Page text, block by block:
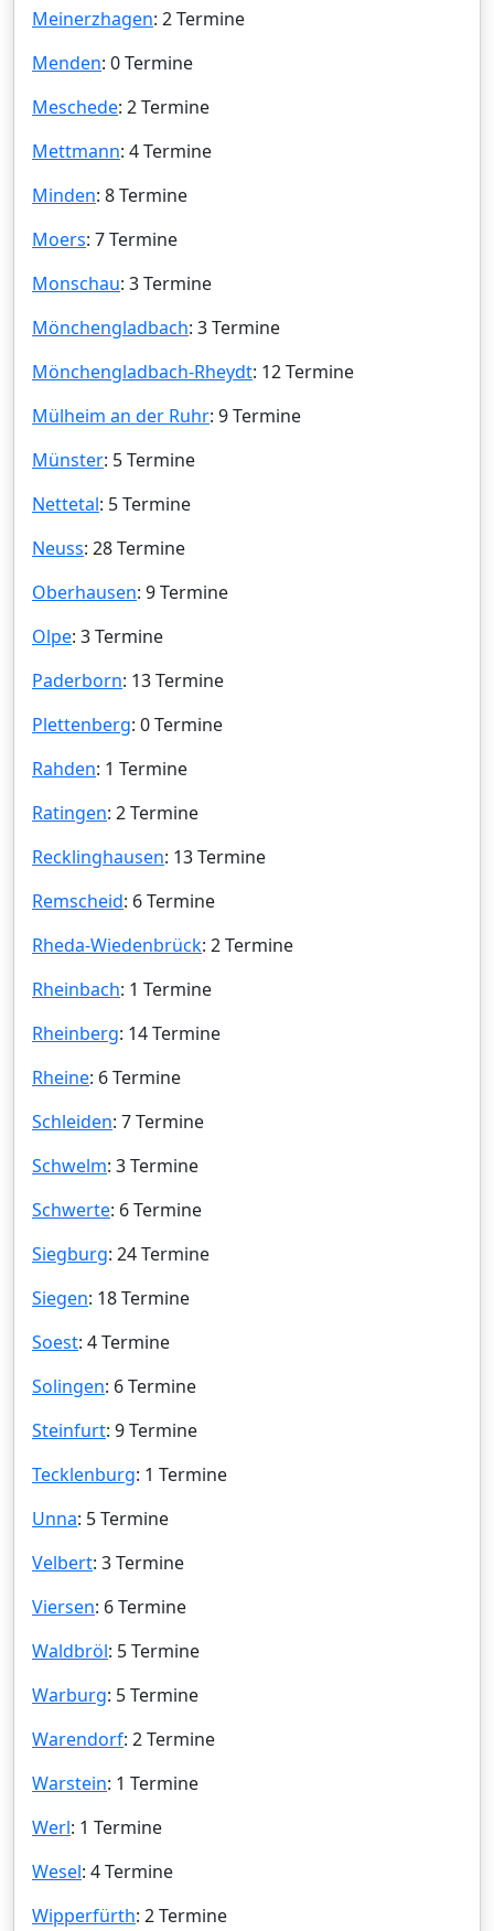
Meinerzhagen: 2 Termine
Menden: 0 Termine
Meschede: 2 Termine
Mettmann: 4 Termine
Minden: 8 Termine
Moers: 7 Termine
Monschau: 3 Termine
Mönchengladbach: 3 Termine
Mönchengladbach-Rheydt: 12 Termine
Mülheim an der Ruhr: 9 Termine
Münster: 5 Termine
Nettetal: 5 Termine
Neuss: 28 Termine
Oberhausen: 9 Termine
Olpe: 3 Termine
Paderborn: 13 Termine
Plettenberg: 0 Termine
Rahden: 1 Termine
Ratingen: 2 Termine
Recklinghausen: 13 Termine
Remscheid: 6 Termine
Rheda-Wiedenbrück: 2 Termine
Rheinbach: 1 Termine
Rheinberg: 14 Termine
Rheine: 6 Termine
Schleiden: 7 Termine
Schwelm: 3 Termine
Schwerte: 6 Termine
Siegburg: 24 Termine
Siegen: 18 Termine
Soest: 4 Termine
Solingen: 6 Termine
Steinfurt: 9 Termine
Tecklenburg: 1 Termine
Unna: 5 Termine
Velbert: 3 Termine
Viersen: 6 Termine
Waldbröl: 5 Termine
Warburg: 5 Termine
Warendorf: 2 Termine
Warstein: 1 Termine
Werl: 1 Termine
Wesel: 4 Termine
Wipperfürth: 2 Termine